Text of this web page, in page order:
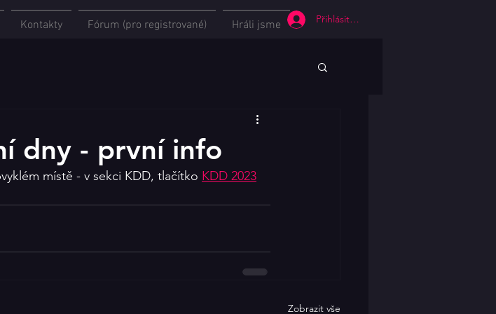
Přihlásit se
dny - první info
místě - v sekci KDD, tlačítko KDD 2023
Zobrazit vše
Kontakty Fórum (pro registrované) Hráli jsme